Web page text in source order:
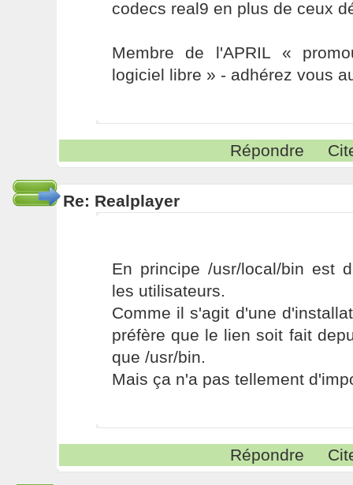
codecs real9 en plus de ceux
Membre de l'APRIL «
logiciel libre » - adhérez vous
Répondre
Re: Realplayer
En principe /usr/local/bin est
les utilisateurs.
Comme il s'agit d'une
préfère que le lien soit fait
que /usr/bin.
Mais ça n'a pas tellement
Répondre